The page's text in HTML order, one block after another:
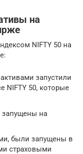
на
NIFTY 50 на
запустили
NIFTY 50, которые
на
были запущены в
страховыми